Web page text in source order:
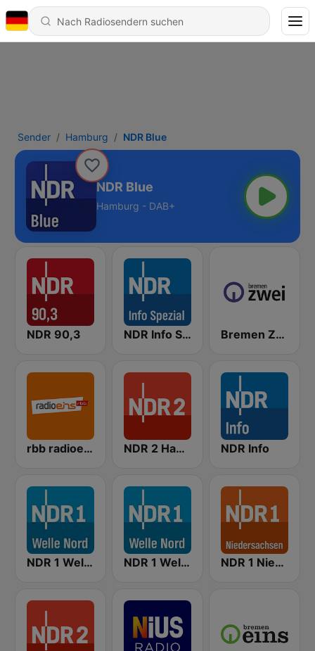
Sender Hamburg NDR Blue
NDR Blue
Hamburg - DAB+
NDR 90,3 NDR Info Spezial Bremen Zwei
rbb radioeins NDR 2 Hamburg NDR Info
NDR 1 Welle Nord Flensburg NDR 1 Welle Nord - Kiel NDR 1 Niedersachsen Oldenburg